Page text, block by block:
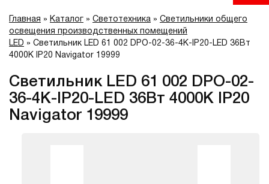
Главная » Каталог » Светотехника » Светильники общего
освещения производственных помещений
LED » Светильник LED 61 002 DPO-02-36-4K-IP20-LED 36Вт
4000К IP20 Navigator 19999
Светильник LED 61 002 DPO-02-
36-4K-IP20-LED 36Вт 4000К IP20
Navigator 19999